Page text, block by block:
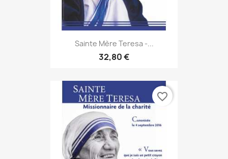
Sainte Mère Teresa -...
32,80 €
favorite_border